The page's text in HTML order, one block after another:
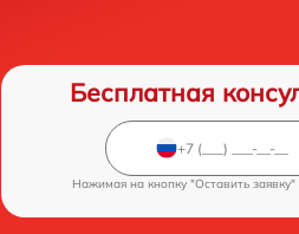
Бесплатная
Нажимая на кнопку "Оставить